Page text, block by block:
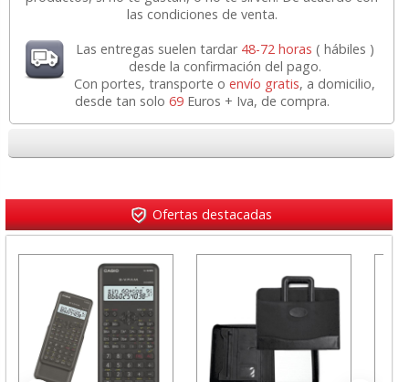
las condiciones de venta.
Las entregas suelen tardar 48-72 horas ( hábiles )
desde la confirmación del pago.
Con portes, transporte oenvío gratis, a domicilio,
desde tan solo 69Euros + Iva, de compra.
Ofertas destacadas